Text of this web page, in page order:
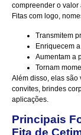
compreender o
Fitas com logo,
Transmitem
Enriquecem
Aumentam a
Tornam
Além disso, elas são
convites, brindes
aplicações.
Principais
Fita de